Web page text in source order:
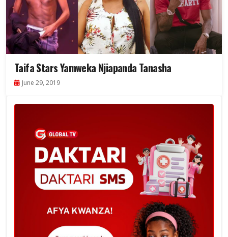
Taifa Stars Yamweka Njiapanda Tanasha
June 29, 2019